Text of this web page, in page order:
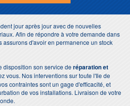
jour après jour avec de nouvelles
Afin de répondre à votre demande dans
assurons d'avoir en permanence un stock
disposition son service deréparation et
vous. Nos interventions sur toute l'Ile de
contraintes sont un gage d'efficacité, et
de vos installations. Livraison de votre